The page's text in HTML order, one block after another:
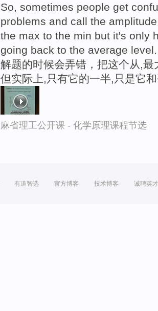
So, sometimes people get
problems and call the
the max to the min but it's only
going back to the average level.
解题的时候会弄错，把这个从,
但实际上,只有它的一半,只是它
麻省理工公开课 - 化学原理课程节选
有道智选 官方博客 技术博客 诚聘英才